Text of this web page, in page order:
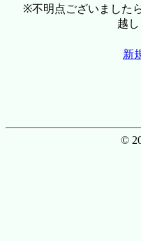
※不明点ございました
越し
新
©